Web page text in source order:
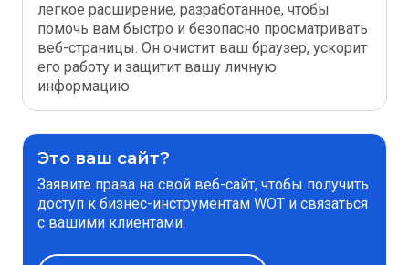
легкое расширение, разработанное, чтобы
помочь вам быстро и безопасно просматривать
веб-страницы. Он очистит ваш браузер, ускорит
его работу и защитит вашу личную
информацию.
Это ваш сайт?
Заявите права на свой веб-сайт, чтобы получить
доступ к бизнес-инструментам WOT и связаться
с вашими клиентами.